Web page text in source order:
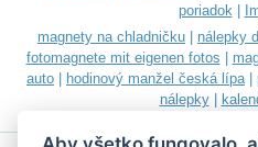
poriadok|
magnety na chladničku
nálepky
fotomagnete mit eigenen fotos
auto
hodinový manžel česká lípa|
nálepky|